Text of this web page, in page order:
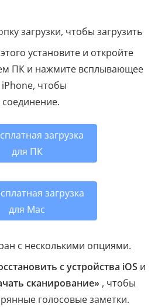
загрузки, чтобы загрузить
установите и откройте
ПК и нажмите всплывающее
чтобы
загрузка
для ПК
загрузка
для Mac
с несколькими опциями.
с устройства iOS и
сканирование» , чтобы
голосовые заметки.